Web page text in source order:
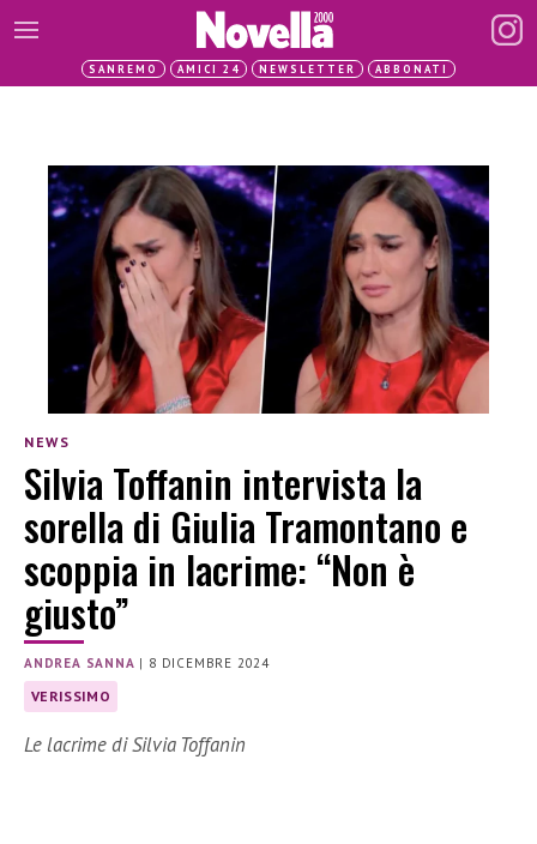
SANREMO AMICI 24 NEWSLETTER ABBONATI
NEWS
Silvia Toffanin intervista la
sorella di Giulia Tramontano e
scoppia in lacrime: “Non è
giusto”
ANDREA SANNA | 8 DICEMBRE 2024
VERISSIMO
Le lacrime di Silvia Toffanin